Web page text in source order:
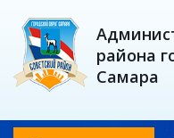
района
Самара